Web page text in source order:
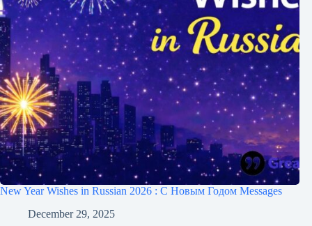
New Year Wishes in Russian 2026 : С Новым Годом Messages
December 29, 2025